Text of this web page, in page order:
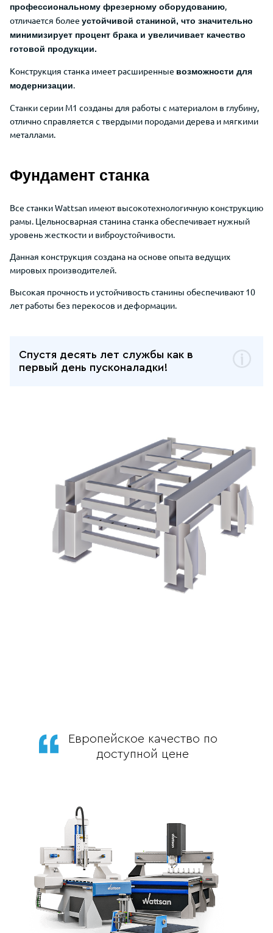
профессиональному фрезерному оборудованию,
отличается более устойчивой станиной, что значительно
минимизирует процент брака и увеличивает качество
готовой продукции.
Конструкция станка имеет расширенные возможности для
модернизации.
Станки серии М1 созданы для работы с материалом в глубину,
отлично справляется с твердыми породами дерева и мягкими
металлами.
Фундамент станка
Все станки Wattsan имеют высокотехнологичную конструкцию
рамы. Цельносварная станина станка обеспечивает нужный
уровень жесткости и виброустойчивости.
Данная конструкция создана на основе опыта ведущих
мировых производителей.
Высокая прочность и устойчивость станины обеспечивают 10
лет работы без перекосов и деформации.
Спустя десять лет службы как в
первый день пусконаладки!
Европейское качество по
доступной цене